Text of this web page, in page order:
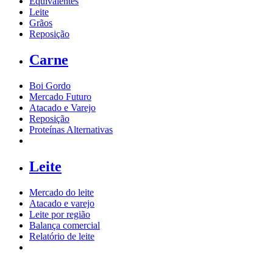
Leite
Grãos
Reposição
Carne
Boi Gordo
Mercado Futuro
Atacado e Varejo
Reposição
Proteínas Alternativas
Leite
Mercado do leite
Atacado e varejo
Leite por região
Balança comercial
Relatório de leite